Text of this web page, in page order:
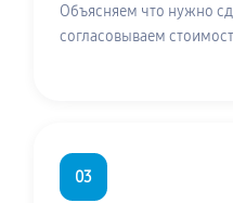
Объясняем что нужно
согласовываем
03